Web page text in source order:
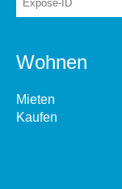
Wohnen
Mieten
Kaufen